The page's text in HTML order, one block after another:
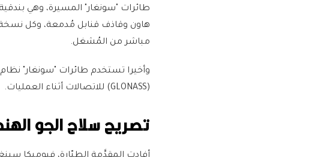
طائرات "سونغار" المسيرة، وهي
هاون وقاذف قنابل مُدمعة، وكل نسخة
مباشر من المُشغل.
(GLONASS) للاتصالات أثناء العمليات.
تصريح سلاح الجو